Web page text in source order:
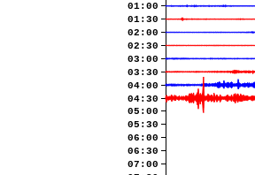
01:00
01:30
02:00
02:30
03:00
03:30
04:00
04:30
05:00
05:30
06:00
06:30
07:00